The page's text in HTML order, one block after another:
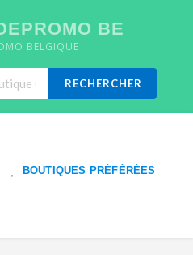
BE
BELGIQUE
RECHERCHER
BOUTIQUES PRÉFÉRÉES